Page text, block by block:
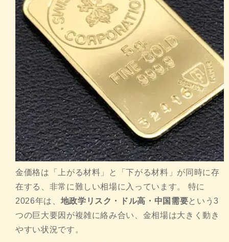
金価格は「上がる材料」と「下がる材料」が同時に存
在する、非常に難しい相場に入っています。 特に
2026年は、 地政学リスク・ドル高・中国需要という3
つの巨大要因が複雑に絡み合い、金相場は大きく動き
やすい状況です。